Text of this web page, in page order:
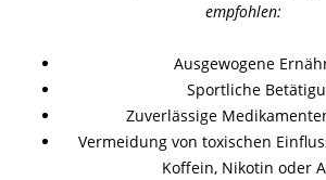
empfohlen:
Ausgewogene
Sportliche
Zuverlässige
Vermeidung von toxischen
Koffein, Nikotin oder